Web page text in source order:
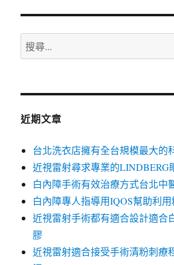
搜
尋
鍵
近期文章
台北洗衣店擁有全台規模最大的
近視雷射尋求專業的LINDBERG
白內障手術有效治療方式台北中
白內障專人指導用IQOS幫助利
近視雷射手術都有適合設計適合
膠
近視雷射適合接受手術清粉刺療